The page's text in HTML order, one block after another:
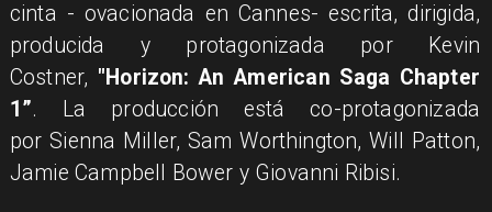
cinta - ovacionada en Cannes- escrita, dirigida,
producida y protagonizada por Kevin
Costner, "Horizon: An American Saga Chapter
1”. La producción está co-protagonizada
por Sienna Miller, Sam Worthington, Will Patton,
Jamie Campbell Bower y Giovanni Ribisi.